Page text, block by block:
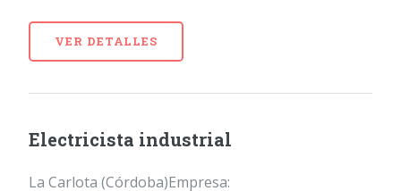
VER DETALLES
Electricista industrial
La Carlota (Córdoba)Empresa: